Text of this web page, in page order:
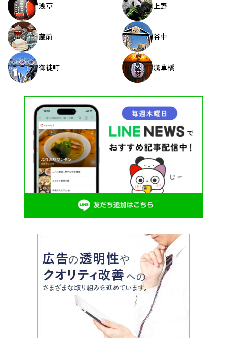
浅草 上野
蔵前 谷中
御徒町 浅草橋